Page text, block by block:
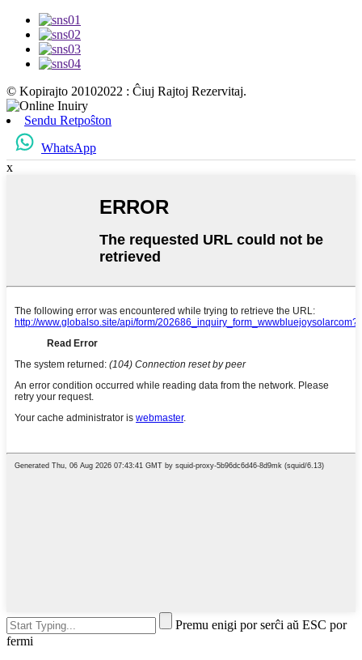
© Kopirajto 20102022 : Ĉiuj Rajtoj Rezervitaj.
Sendu Retpoŝton
WhatsApp
x
Premu enigi por serĉi aŭ ESC por
fermi